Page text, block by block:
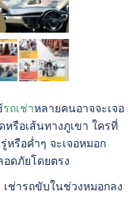
รถเช่าหลายคนอาจจะเจอ
รือเส้นทางภูเขา ใครที่
รือค่ำๆ จะเจอหมอก
ดภัยโดยตรง
เช่ารถขับในช่วงหมอกลง